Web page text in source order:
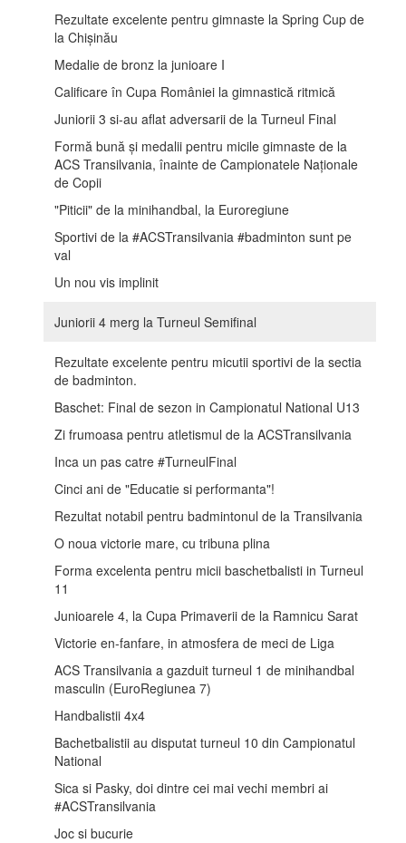
Rezultate excelente pentru gimnaste la Spring Cup de
la Chișinău
Medalie de bronz la junioare I
Calificare în Cupa României la gimnastică ritmică
Juniorii 3 si-au aflat adversarii de la Turneul Final
Formă bună și medalii pentru micile gimnaste de la
ACS Transilvania, înainte de Campionatele Naționale
de Copii
"Piticii" de la minihandbal, la Euroregiune
Sportivi de la #ACSTransilvania #badminton sunt pe
val
Un nou vis implinit
Juniorii 4 merg la Turneul Semifinal
Rezultate excelente pentru micutii sportivi de la sectia
de badminton.
Baschet: Final de sezon in Campionatul National U13
Zi frumoasa pentru atletismul de la ACSTransilvania
Inca un pas catre #TurneulFinal
Cinci ani de "Educatie si performanta"!
Rezultat notabil pentru badmintonul de la Transilvania
O noua victorie mare, cu tribuna plina
Forma excelenta pentru micii baschetbalisti in Turneul
11
Junioarele 4, la Cupa Primaverii de la Ramnicu Sarat
Victorie en-fanfare, in atmosfera de meci de Liga
ACS Transilvania a gazduit turneul 1 de minihandbal
masculin (EuroRegiunea 7)
Handbalistii 4x4
Bachetbalistii au disputat turneul 10 din Campionatul
National
Sica si Pasky, doi dintre cei mai vechi membri ai
#ACSTransilvania
Joc si bucurie